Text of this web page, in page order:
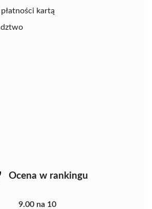
kartą
Ocena w rankingu
9.00 na 10